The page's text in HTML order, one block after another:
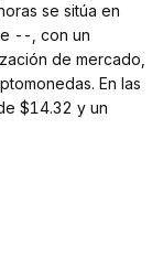
se sitúa en
--, con un
de mercado,
En las
$14.32 y un